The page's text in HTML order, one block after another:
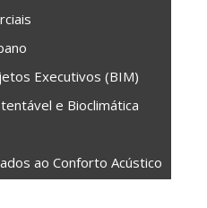
Executivos (BIM)
e Bioclimática
ao Conforto Acústico